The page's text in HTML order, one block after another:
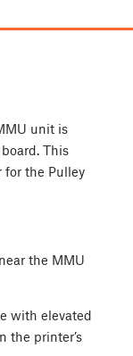
unit is
This
for the Pulley
the MMU
with elevated
the printer’s